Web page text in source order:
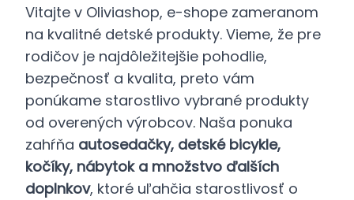
Vitajte v Oliviashop, e-shope zameranom
na kvalitné detské produkty. Vieme, že pre
rodičov je najdôležitejšie pohodlie,
bezpečnosť a kvalita, preto vám
ponúkame starostlivo vybrané produkty
od overených výrobcov. Naša ponuka
zahŕňa autosedačky, detské bicykle,
kočíky, nábytok a množstvo ďalších
doplnkov, ktoré uľahčia starostlivosť o